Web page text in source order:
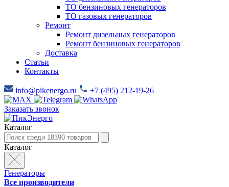
ТО бензиновых генераторов
ТО газовых генераторов
Ремонт
Ремонт дизельных генераторов
Ремонт бензиновых генераторов
Доставка
Статьи
Контакты
info@pikenergo.ru +7 (495) 212-19-26
Заказать звонок
Каталог
Каталог
Генераторы
Все производители